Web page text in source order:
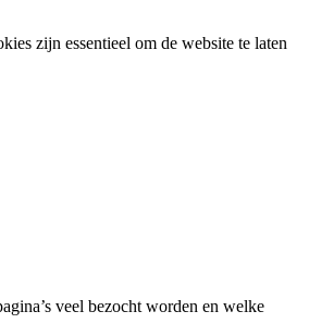
zijn essentieel om de website te laten
veel bezocht worden en welke